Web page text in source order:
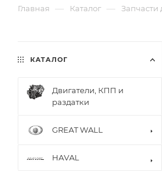
Главная — Каталог — Запчасти
КАТАЛОГ
Двигатели, КПП и
раздатки
GREAT WALL
HAVAL